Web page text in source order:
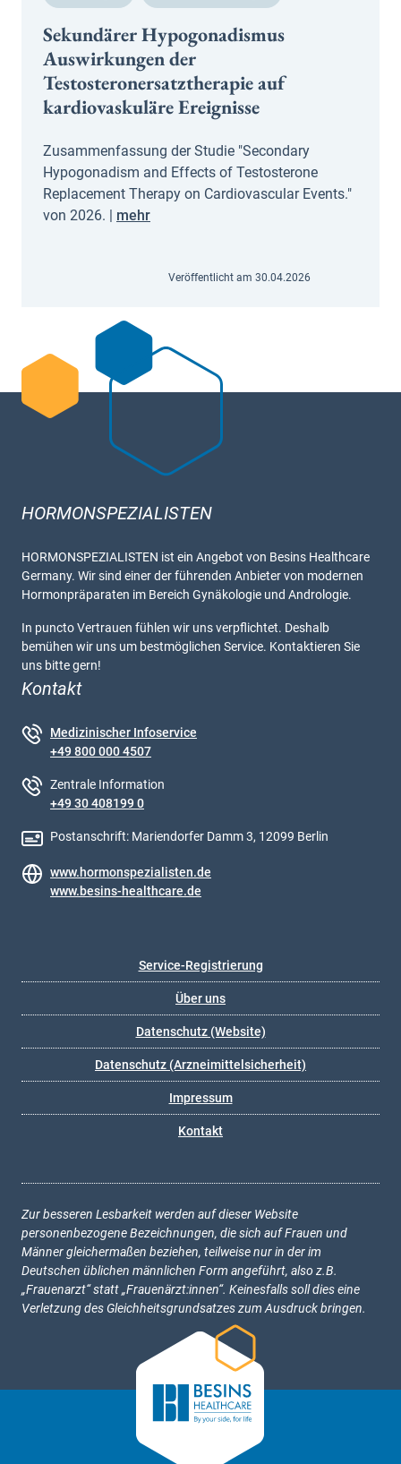
Sekundärer Hypogonadismus
Auswirkungen der
Testosteronersatztherapie auf
kardiovaskuläre Ereignisse
Zusammenfassung der Studie "Secondary
Hypogonadism and Effects of Testosterone
Replacement Therapy on Cardiovascular Events."
von 2026. | mehr
Veröffentlicht am 30.04.2026
HORMONSPEZIALISTEN
HORMONSPEZIALISTEN ist ein Angebot von Besins Healthcare
Germany. Wir sind einer der führenden Anbieter von modernen
Hormonpräparaten im Bereich Gynäkologie und Andrologie.
In puncto Vertrauen fühlen wir uns verpflichtet. Deshalb
bemühen wir uns um bestmöglichen Service. Kontaktieren Sie
uns bitte gern!
Kontakt
Medizinischer Infoservice
+49 800 000 4507
Zentrale Information
+49 30 408199 0
Postanschrift: Mariendorfer Damm 3, 12099 Berlin
www.hormonspezialisten.de
www.besins-healthcare.de
Service-Registrierung
Über uns
Datenschutz (Website)
Datenschutz (Arzneimittelsicherheit)
Impressum
Kontakt
Zur besseren Lesbarkeit werden auf dieser Website
personenbezogene Bezeichnungen, die sich auf Frauen und
Männer gleichermaßen beziehen, teilweise nur in der im
Deutschen üblichen männlichen Form angeführt, also z.B.
„Frauenarzt“ statt „Frauenärzt:innen“. Keinesfalls soll dies eine
Verletzung des Gleichheitsgrundsatzes zum Ausdruck bringen.